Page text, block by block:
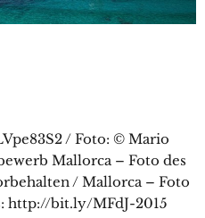
/ Foto: © Mario
Mallorca – Foto des
/ Mallorca – Foto
http://bit.ly/MFdJ-2015